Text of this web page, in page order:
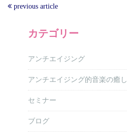
previous article
カテゴリー
アンチエイジング
アンチエイジング的音楽の癒し
セミナー
ブログ